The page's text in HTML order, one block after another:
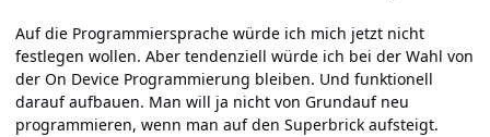
Auf die Programmiersprache würde ich mich jetzt nicht
festlegen wollen. Aber tendenziell würde ich bei der Wahl von
der On Device Programmierung bleiben. Und funktionell
darauf aufbauen. Man will ja nicht von Grundauf neu
programmieren, wenn man auf den Superbrick aufsteigt.